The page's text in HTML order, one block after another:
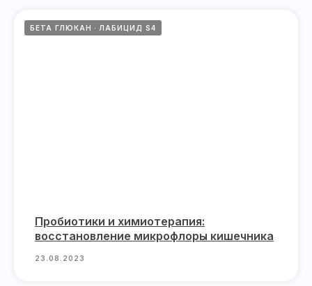
БЕТА ГЛЮКАН ЛАБИЦИД S4
Пробиотики и химиотерапия:
восстановление микрофлоры кишечника
23.08.2023